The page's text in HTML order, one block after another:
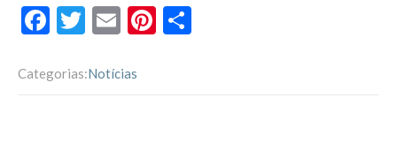
F
e
T
itt
E
ai
Pi
Categorias:Notícias